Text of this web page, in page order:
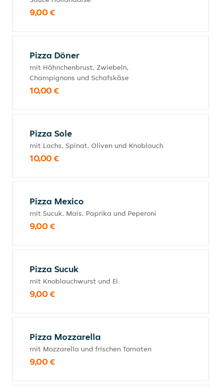
9,00 €
Pizza Döner
mit Hähnchenbrust, Zwiebeln,
Champignons und Schafskäse
10,00 €
Pizza Sole
mit Lachs, Spinat, Oliven und Knoblauch
10,00 €
Pizza Mexico
mit Sucuk, Mais, Paprika und Peperoni
9,00 €
Pizza Sucuk
mit Knoblauchwurst und Ei
9,00 €
Pizza Mozzarella
mit Mozzarella und frischen Tomaten
9,00 €